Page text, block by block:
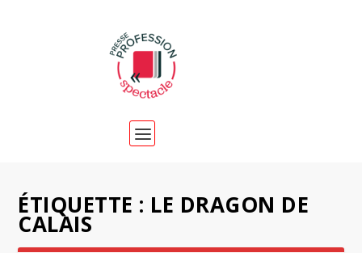
ÉTIQUETTE : LE DRAGON DE
CALAIS